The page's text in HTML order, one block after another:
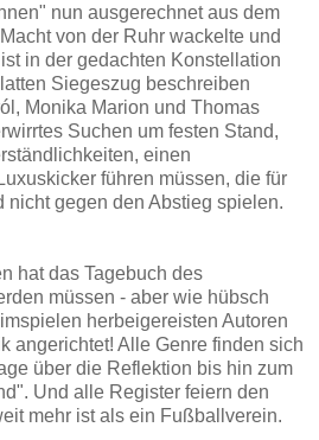
nun ausgerechnet aus dem
von der Ruhr wackelte und
in der gedachten Konstellation
Siegeszug beschreiben
Monika Marion und Thomas
Suchen um festen Stand,
einen
führen müssen, die für
nicht gegen den Abstieg spielen.
hat das Tagebuch des
müssen - aber wie hübsch
herbeigereisten Autoren
angerichtet! Alle Genre finden sich
über die Reflektion bis hin zum
Und alle Register feiern den
mehr ist als ein Fußballverein.